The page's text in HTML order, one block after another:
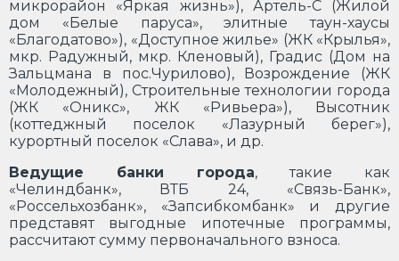
микрорайон «Яркая жизнь»), Артель-С (Жилой
дом «Белые паруса», элитные таун-хаусы
«Благодатово»), «Доступное жилье» (ЖК «Крылья»,
мкр. Радужный, мкр. Кленовый), Градис (Дом на
Зальцмана в пос.Чурилово), Возрождение (ЖК
«Молодежный), Строительные технологии города
(ЖК «Оникс», ЖК «Ривьера»), Высотник
(коттеджный поселок «Лазурный берег»),
курортный поселок «Слава», и др.
Ведущие банки города, такие как
«Челиндбанк», ВТБ 24, «Связь-Банк»,
«Россельхозбанк», «Запсибкомбанк» и другие
представят выгодные ипотечные программы,
рассчитают сумму первоначального взноса.